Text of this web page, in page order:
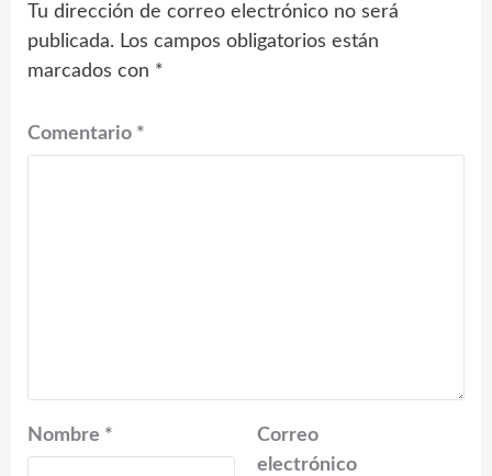
Tu dirección de correo electrónico no será
publicada. Los campos obligatorios están
marcados con *
Comentario *
Nombre *
Correo
electrónico